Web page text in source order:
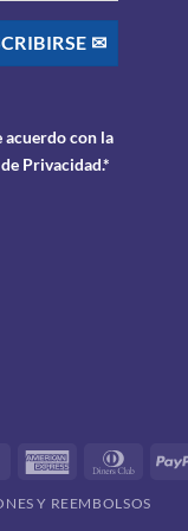
acuerdo con la
Privacidad.*
MasterCardAmerican
Y REEMBOLSOS